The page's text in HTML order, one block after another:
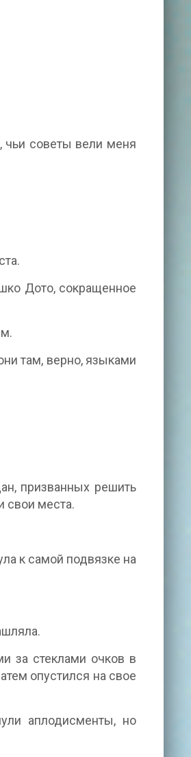
чьи советы вели меня
Дото, сокращенное
там, верно, языками
призванных решить
свои места.
к самой подвязке на
за стеклами очков в
опустился на свое
аплодисменты, но